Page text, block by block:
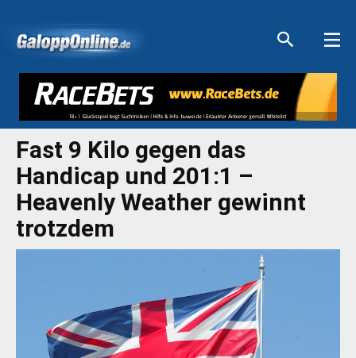
Fast 9 Kilo gegen das
Handicap und 201:1 –
Heavenly Weather gewinnt
trotzdem